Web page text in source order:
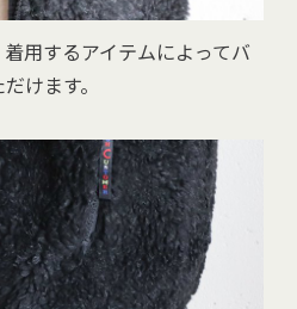
用するアイテムによってバ
けます。